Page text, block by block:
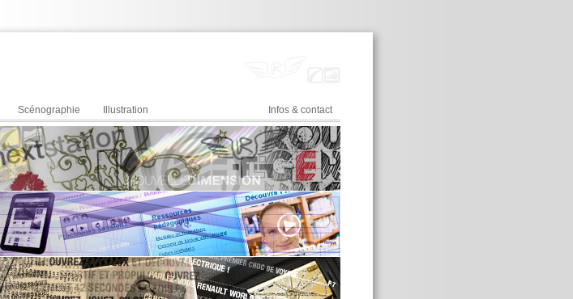
Scénographie Illustration Infos & contact